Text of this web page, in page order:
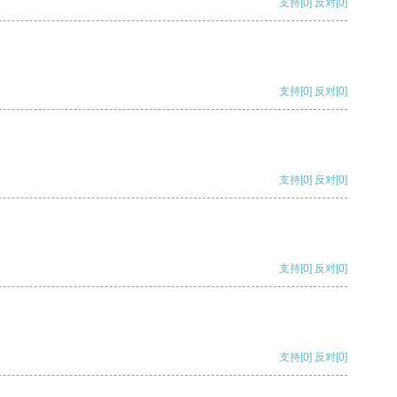
支持 [0] 反对 [0]
支持[0] 反对[0]
支持[0] 反对[0]
支持[0] 反对[0]
支持[0] 反对[0]